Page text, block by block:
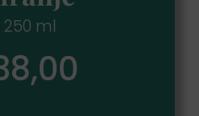
250 ml